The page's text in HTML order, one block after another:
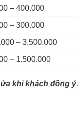
– 400.000
– 300.000
– 3.500.000
– 1.500.000
khi khách đồng ý.